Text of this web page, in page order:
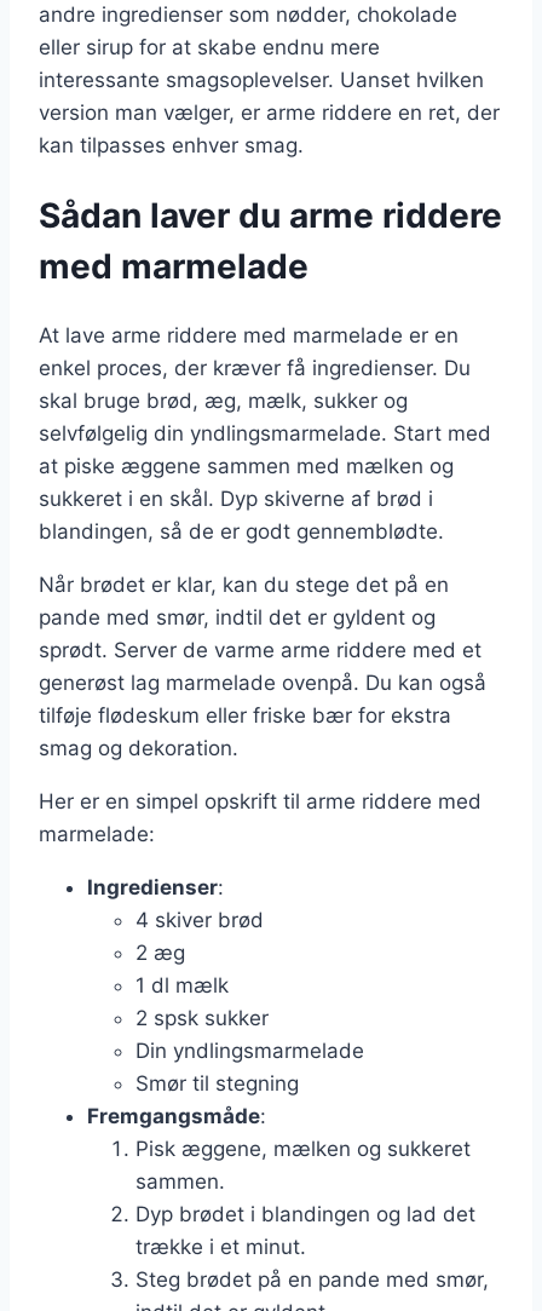
andre ingredienser som nødder, chokolade
eller sirup for at skabe endnu mere
interessante smagsoplevelser. Uanset hvilken
version man vælger, er arme riddere en ret, der
kan tilpasses enhver smag.
Sådan laver du arme riddere
med marmelade
At lave arme riddere med marmelade er en
enkel proces, der kræver få ingredienser. Du
skal bruge brød, æg, mælk, sukker og
selvfølgelig din yndlingsmarmelade. Start med
at piske æggene sammen med mælken og
sukkeret i en skål. Dyp skiverne af brød i
blandingen, så de er godt gennemblødte.
Når brødet er klar, kan du stege det på en
pande med smør, indtil det er gyldent og
sprødt. Server de varme arme riddere med et
generøst lag marmelade ovenpå. Du kan også
tilføje flødeskum eller friske bær for ekstra
smag og dekoration.
Her er en simpel opskrift til arme riddere med
marmelade:
Ingredienser:
4 skiver brød
2 æg
1 dl mælk
2 spsk sukker
Din yndlingsmarmelade
Smør til stegning
Fremgangsmåde:
Pisk æggene, mælken og sukkeret
sammen.
Dyp brødet i blandingen og lad det
trække i et minut.
Steg brødet på en pande med smør,